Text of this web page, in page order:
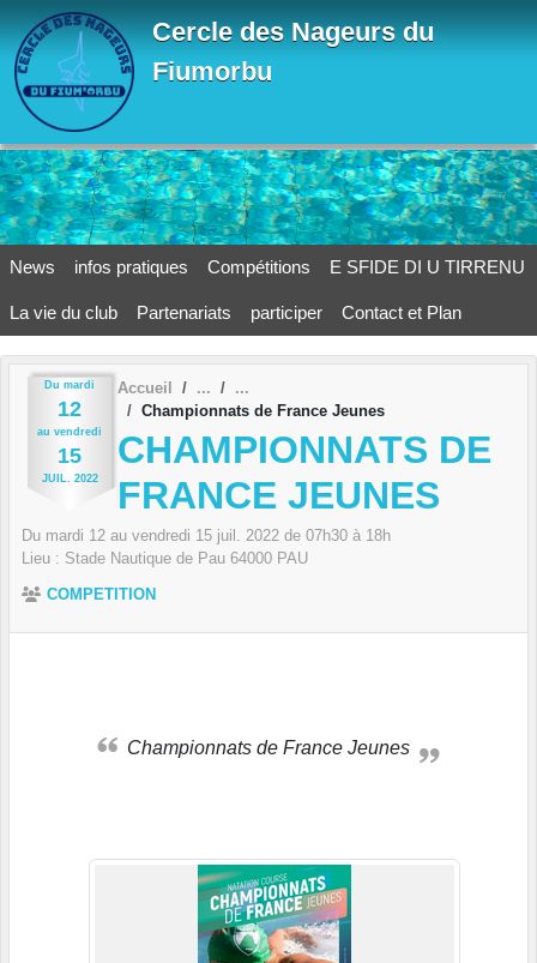
Cercle des Nageurs du
Fiumorbu
News infos pratiques Compétitions E SFIDE DI U TIRRENU
La vie du club Partenariats participer Contact et Plan
Du mardi
12
au vendredi
15
JUIL. 2022
Accueil
Championnats de France Jeunes
CHAMPIONNATS DE
FRANCE JEUNES
Du mardi 12 au vendredi 15 juil. 2022 de 07h30 à 18h
Lieu : Stade Nautique de Pau 64000 PAU
COMPETITION
Championnats de France Jeunes
Panneau de gestion des cookies